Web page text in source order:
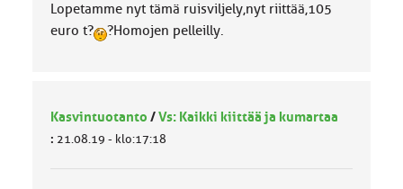
Lopetamme nyt tämä ruisviljely,nyt riittää,105
euro t?
?Homojen pelleilly.
Kasvintuotanto /Vs: Kaikki kiittää ja kumartaa
: 21.08.19 - klo:17:18